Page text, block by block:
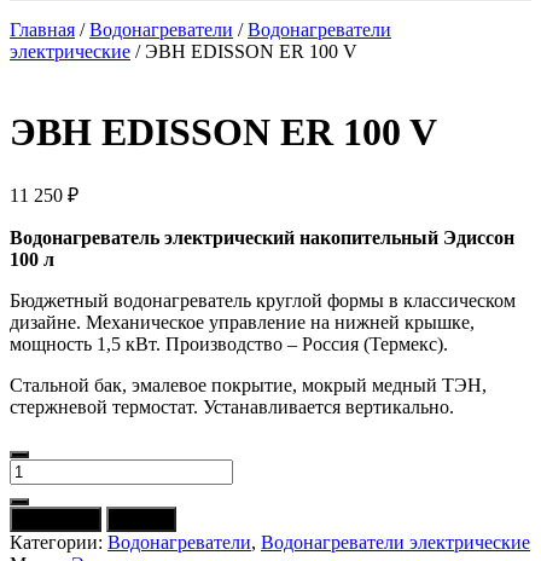
Главная /Водонагреватели /Водонагреватели
электрические / ЭВН EDISSON ER 100 V
ЭВН EDISSON ER 100 V
11 250 ₽
Водонагреватель электрический накопительный Эдиссон
100 л
Бюджетный водонагреватель круглой формы в классическом
дизайне. Механическое управление на нижней крышке,
мощность 1,5 кВт. Производство – Россия (Термекс).
Стальной бак, эмалевое покрытие, мокрый медный ТЭН,
стержневой термостат. Устанавливается вертикально.
Количество
товара
ЭВН
EDISSON
ER
Категории: Водонагреватели, Водонагреватели электрические